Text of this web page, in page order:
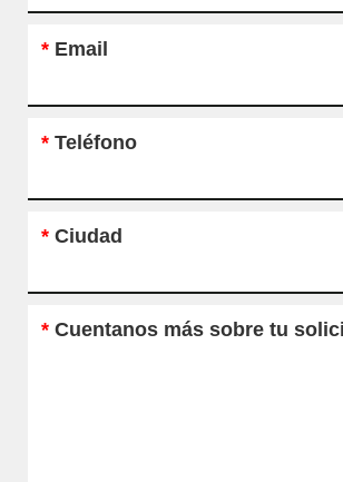
* Email
* Teléfono
* Ciudad
* Cuentanos más sobre tu